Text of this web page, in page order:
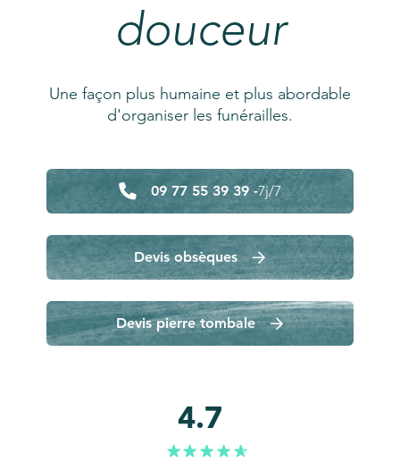
douceur
Une façon plus humaine et plus abordable
d'organiser les funérailles.
09 77 55 39 39 -7j/7
Devis obsèques
Devis pierre tombale
4.7